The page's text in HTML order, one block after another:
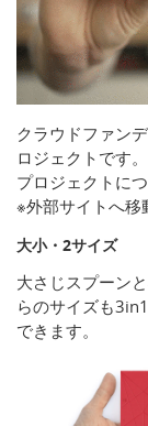
クラウドファン
ロジェクトです。
プロジェクトに
※外部サイトへ移
大小・2サイズ
大さじスプーン
らのサイズも
できます。